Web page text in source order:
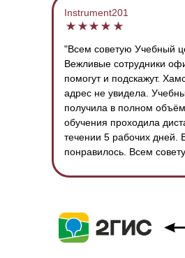
Instrument201
"Всем советую Учебный
Вежливые сотрудники
помогут и подскажут.
адрес не увидела.
получила в полном
обучения проходила
течении 5 рабочих дней.
понравилось. Всем